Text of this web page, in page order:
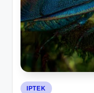
Posted
IPTEK